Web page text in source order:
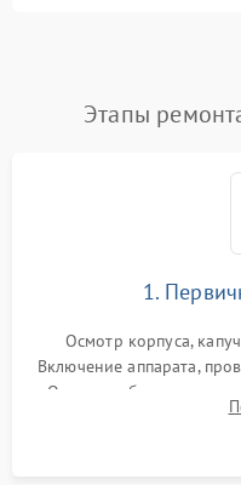
Этапы
1.
Осмотр корпуса,
Включение аппарата,
Оценка работы помпы,
Измерение